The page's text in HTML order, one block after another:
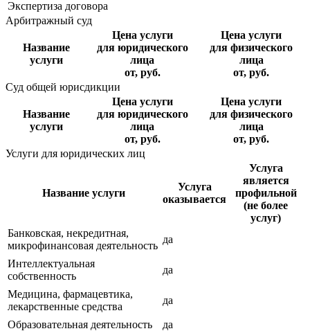
Экспертиза договора
Арбитражный суд
Название
услуги
Цена услуги
для юридического
лица
от, руб.
Цена услуги
для физического
лица
от, руб.
Суд общей юрисдикции
Название
услуги
Цена услуги
для юридического
лица
от, руб.
Цена услуги
для физического
лица
от, руб.
Услуги для юридических лиц
Название услуги
Услуга
оказывается
Услуга
является
профильной
(не более
услуг)
Банковская, некредитная,
микрофинансовая деятельность
да
Интеллектуальная
собственность
да
Медицина, фармацевтика,
лекарственные средства
да
Образовательная деятельность
да